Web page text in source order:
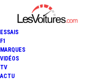
ESSAIS
F1
MARQUES
VIDÉOS
TV
ACTU